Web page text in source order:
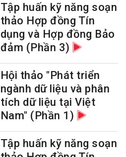
Tập huấn kỹ năng soạn
thảo Hợp đồng Tín
dụng và Hợp đồng Bảo
đảm (Phần 3)
Hội thảo "Phát triển
ngành dữ liệu và phân
tích dữ liệu tại Việt
Nam" (Phần 1)
Tập huấn kỹ năng soạn